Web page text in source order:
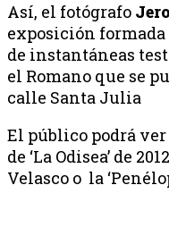
Así, el fotógrafo
exposición
de instantáneas
el Romano que se
calle Santa Julia
El público podrá
de ‘La Odisea’ de
Velasco o la